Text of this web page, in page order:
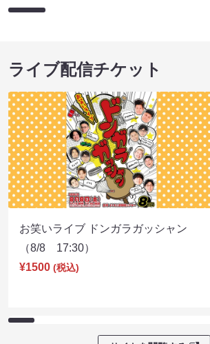
ライブ配信チケット
お笑いライブ ドンガラガッシャン
（8/8 17:30）
¥1500 (税込)